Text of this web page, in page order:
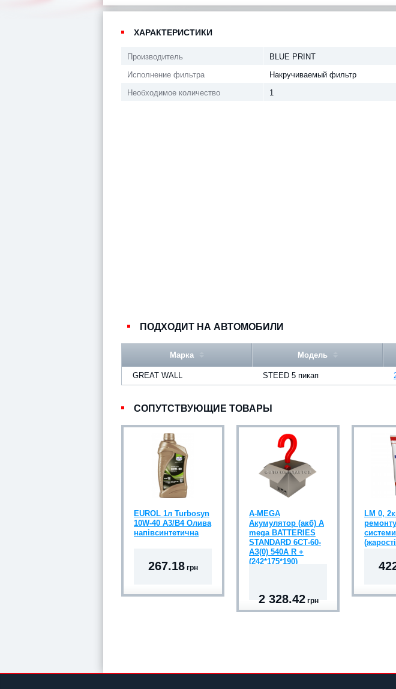
ХАРАКТЕРИСТИКИ
Производитель
BLUE PRINT
Исполнение фильтра
Накручиваемый фильтр
Необходимое количество
1
ПОДХОДИТ НА АВТОМОБИЛИ
Марка Модель
GREAT WALL STEED 5 пикап
СОПУТСТВУЮЩИЕ ТОВАРЫ
EUROL 1л Turbosyn
10W-40 A3/B4 Олива
напівсинтетична
267.18грн
A-MEGA
Акумулятор (акб) A
mega BATTERIES
STANDARD 6СТ-60-
АЗ(0) 540A R +
(242*175*190)
2 328.42 грн
LM 0,
системи